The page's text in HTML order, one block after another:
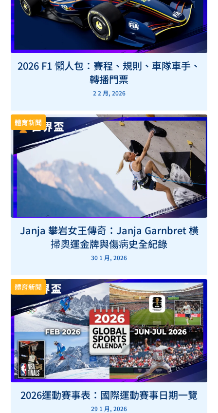
2026 F1 懶人包：賽程、規則、車隊車手、
轉播門票
2 2 月, 2026
體育新聞
Janja 攀岩女王傳奇：Janja Garnbret 橫
掃奧運金牌與傷病史全紀錄
30 1 月, 2026
體育新聞
2026運動賽事表：國際運動賽事日期一覽
29 1 月, 2026